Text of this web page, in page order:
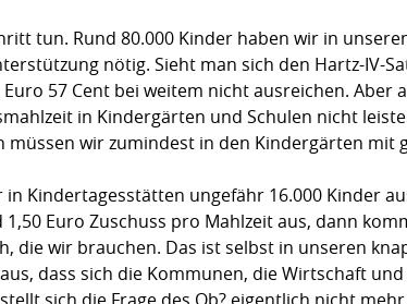
tun. Rund 80.000 Kinder haben wir in
nötig. Sieht man sich den Hartz-IV-
57 Cent bei weitem nicht ausreichen. Aber
in Kindergärten und Schulen nicht
müssen wir zumindest in den Kindergärten mit
Kindertagesstätten ungefähr 16.000 Kinder
Euro Zuschuss pro Mahlzeit aus, dann
die wir brauchen. Das ist selbst in unseren
dass sich die Kommunen, die Wirtschaft